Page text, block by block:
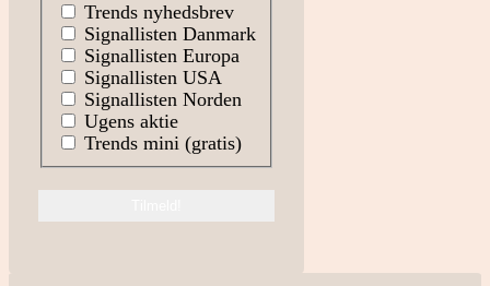
Trends nyhedsbrev
Signallisten Danmark
Signallisten Europa
Signallisten USA
Signallisten Norden
Ugens aktie
Trends mini (gratis)